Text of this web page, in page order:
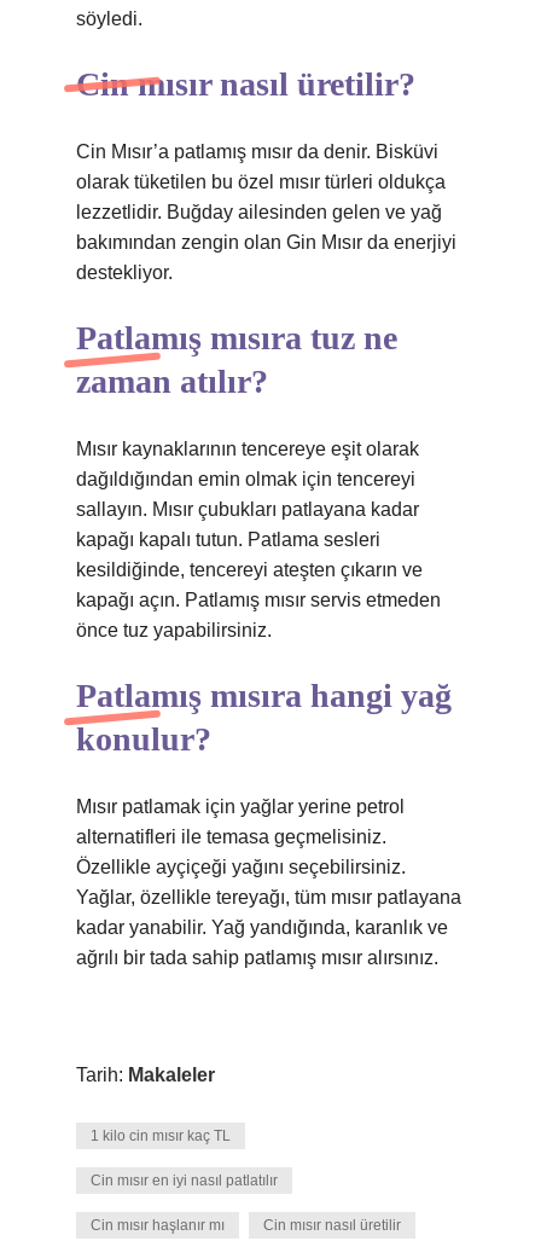
söyledi.
Cin mısır nasıl üretilir?
Cin Mısır’a patlamış mısır da denir. Bisküvi
olarak tüketilen bu özel mısır türleri oldukça
lezzetlidir. Buğday ailesinden gelen ve yağ
bakımından zengin olan Gin Mısır da enerjiyi
destekliyor.
Patlamış mısıra tuz ne
zaman atılır?
Mısır kaynaklarının tencereye eşit olarak
dağıldığından emin olmak için tencereyi
sallayın. Mısır çubukları patlayana kadar
kapağı kapalı tutun. Patlama sesleri
kesildiğinde, tencereyi ateşten çıkarın ve
kapağı açın. Patlamış mısır servis etmeden
önce tuz yapabilirsiniz.
Patlamış mısıra hangi yağ
konulur?
Mısır patlamak için yağlar yerine petrol
alternatifleri ile temasa geçmelisiniz.
Özellikle ayçiçeği yağını seçebilirsiniz.
Yağlar, özellikle tereyağı, tüm mısır patlayana
kadar yanabilir. Yağ yandığında, karanlık ve
ağrılı bir tada sahip patlamış mısır alırsınız.
Tarih: Makaleler
1 kilo cin mısır kaç TL
Cin mısır en iyi nasıl patlatılır
Cin mısır haşlanır mı Cin mısır nasıl üretilir